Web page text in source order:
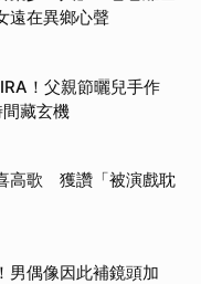
在異鄉心聲
！父親節曬兒手作
藏玄機
高歌 獲讚「被演戲耽
男偶像因此補鏡頭加